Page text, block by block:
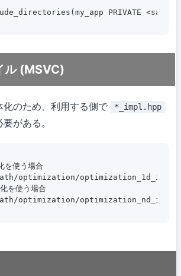
PRIVATE
ル (MSVC)
化のため、利用する側で *_impl.hpp
がある。
使う場合
optimization/
を使う場合
optimization/